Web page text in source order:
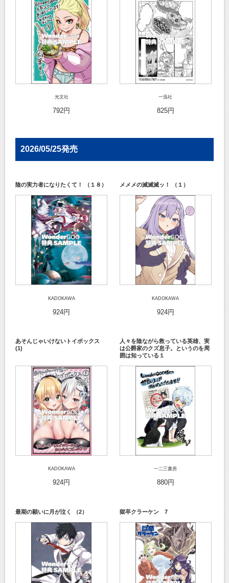
光文社
792円
一迅社
825円
2026/05/25発売
陰の実力者になりたくて！ （１８）
KADOKAWA
924円
メメメの滅滅滅ッ！ （１）
KADOKAWA
924円
あそんじゃいけないトイボックス
(1)
KADOKAWA
924円
人々を陰ながら救っている英雄、実
は公爵家のクズ息子。というのを周
囲は知っている１
一二三書房
880円
最期の願いに月が泣く （2） 獄卒クラーケン 7